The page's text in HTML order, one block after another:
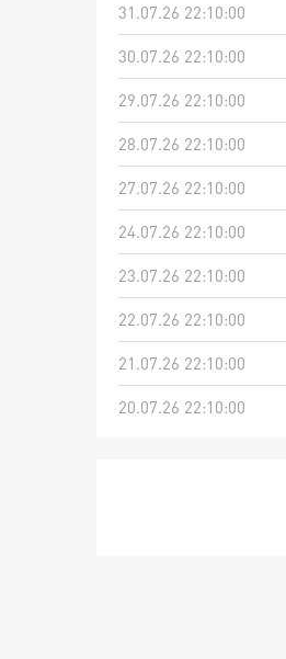
31.07.26 22:10:00
30.07.26 22:10:00
29.07.26 22:10:00
28.07.26 22:10:00
27.07.26 22:10:00
24.07.26 22:10:00
23.07.26 22:10:00
22.07.26 22:10:00
21.07.26 22:10:00
20.07.26 22:10:00